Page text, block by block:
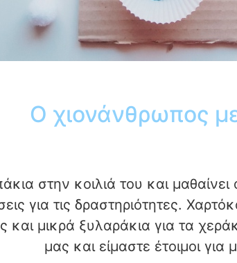
Ο χιονάνθρωπος
στην κοιλιά του και
για τις δραστηριότητες.
μικρά ξυλαράκια για τα
μας και είμαστε έτοιμοι για